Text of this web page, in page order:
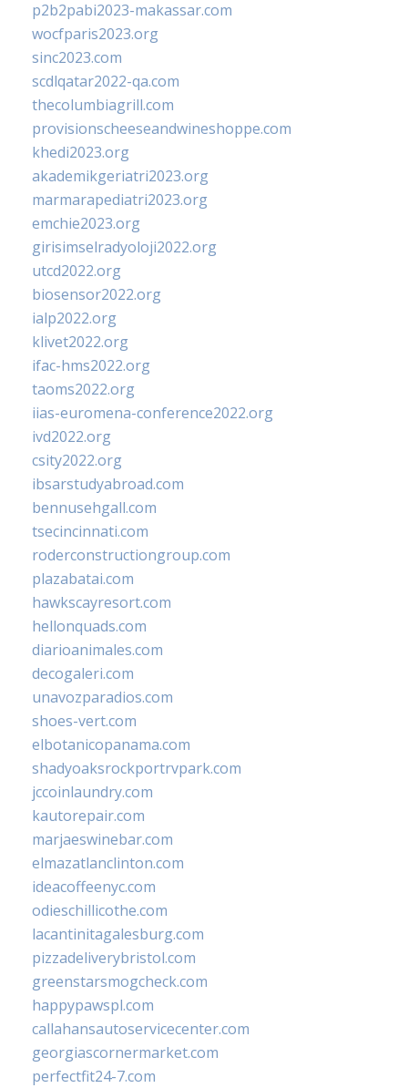
p2b2pabi2023-makassar.com
wocfparis2023.org
sinc2023.com
scdlqatar2022-qa.com
thecolumbiagrill.com
provisionscheeseandwineshoppe.com
khedi2023.org
akademikgeriatri2023.org
marmarapediatri2023.org
emchie2023.org
girisimselradyoloji2022.org
utcd2022.org
biosensor2022.org
ialp2022.org
klivet2022.org
ifac-hms2022.org
taoms2022.org
iias-euromena-conference2022.org
ivd2022.org
csity2022.org
ibsarstudyabroad.com
bennusehgall.com
tsecincinnati.com
roderconstructiongroup.com
plazabatai.com
hawkscayresort.com
hellonquads.com
diarioanimales.com
decogaleri.com
unavozparadios.com
shoes-vert.com
elbotanicopanama.com
shadyoaksrockportrvpark.com
jccoinlaundry.com
kautorepair.com
marjaeswinebar.com
elmazatlanclinton.com
ideacoffeenyc.com
odieschillicothe.com
lacantinitagalesburg.com
pizzadeliverybristol.com
greenstarsmogcheck.com
happypawspl.com
callahansautoservicecenter.com
georgiascornermarket.com
perfectfit24-7.com